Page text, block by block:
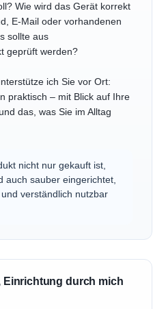
Wie wird das Gerät korrekt
E-Mail oder vorhandenen
sollte aus
geprüft werden?
ich Sie vor Ort:
praktisch – mit Blick auf Ihre
das, was Sie im Alltag
nicht nur gekauft ist,
auch sauber eingerichtet,
verständlich nutzbar
Einrichtung durch mich